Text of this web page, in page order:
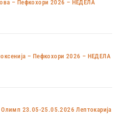
– Пефкохори 2026 – НЕДЕЛА
– Пефкохори 2026 – НЕДЕЛА
Олимп 23.05-25.05.2026 Лептокарија